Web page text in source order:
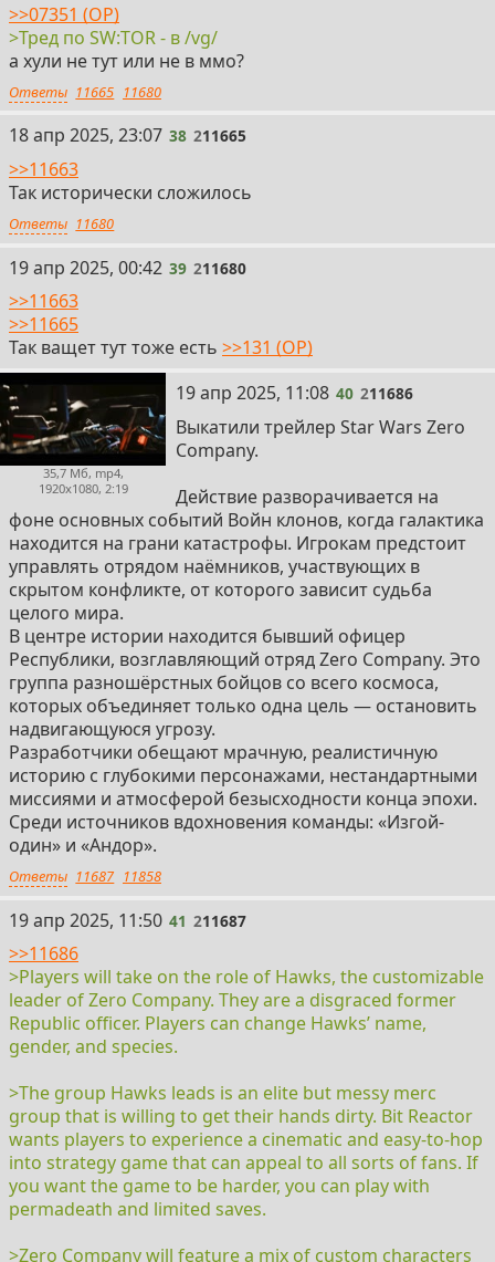
>>07351 (OP)
>Тред по SW:ТОR - в /vg/
а хули не тут или не в ммо?
Ответы 11665 11680
38
18 апр 2025, 23:07 38 211665
>>11663
Так исторически сложилось
Ответы 11680
39
19 апр 2025, 00:42 39 211680
>>11663
>>11665
Так ващет тут тоже есть >>131 (OP)
35,7 Мб, mp4,
1920x1080, 2:19
40
19 апр 2025, 11:08 40 211686
Выкатили трейлер Star Wars Zero
Company.
Действие разворачивается на
фоне основных событий Войн клонов, когда галактика
находится на грани катастрофы. Игрокам предстоит
управлять отрядом наёмников, участвующих в
скрытом конфликте, от которого зависит судьба
целого мира.
В центре истории находится бывший офицер
Республики, возглавляющий отряд Zero Company. Это
группа разношёрстных бойцов со всего космоса,
которых объединяет только одна цель — остановить
надвигающуюся угрозу.
Разработчики обещают мрачную, реалистичную
историю с глубокими персонажами, нестандартными
миссиями и атмосферой безысходности конца эпохи.
Среди источников вдохновения команды: «Изгой-
один» и «Андор».
Ответы 11687 11858
41
19 апр 2025, 11:50 41 211687
>>11686
>Players will take on the role of Hawks, the customizable
leader of Zero Company. They are a disgraced former
Republic officer. Players can change Hawks’ name,
gender, and species.
>The group Hawks leads is an elite but messy merc
group that is willing to get their hands dirty. Bit Reactor
wants players to experience a cinematic and easy-to-hop
into strategy game that can appeal to all sorts of fans. If
you want the game to be harder, you can play with
permadeath and limited saves.
>Zero Company will feature a mix of custom characters